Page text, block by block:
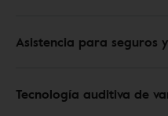
Asistencia para seguros
Tecnología auditiva de